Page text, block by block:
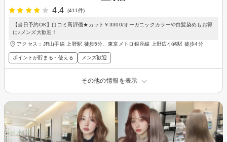
4.4
(411件)
【当日予約OK】口コミ高評価★カット￥3300/オーガニックカラーや白髪染めもお得
に♪メンズ大歓迎！
アクセス：JR山手線 上野駅 徒歩5分、東京メトロ銀座線 上野広小路駅 徒歩4分
ポイントが貯まる・使える メンズ歓迎
その他の情報を表示